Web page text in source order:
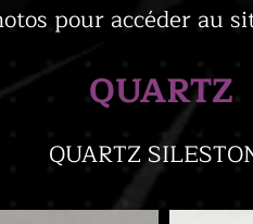
pour accéder au
QUARTZ
QUARTZ